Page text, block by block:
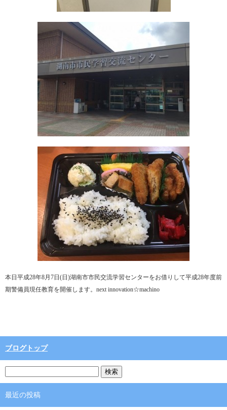
本日平成28年8月7日(日)湖南市市民交流学習センターをお借りして平成28年度前
期警備員現任教育を開催します。next innovation☆machino
ブログトップ
最近の投稿